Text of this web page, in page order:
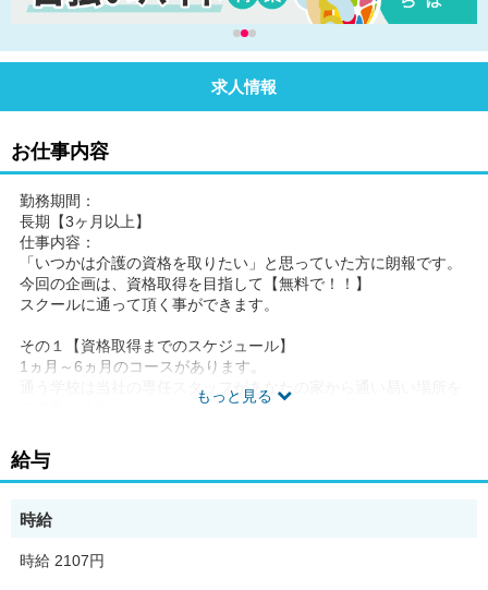
求人情報
お仕事内容
もっと見る
勤務期間：
長期【3ヶ月以上】
仕事内容：
「いつかは介護の資格を取りたい」と思っていた方に朗報です。
今回の企画は、資格取得を目指して【無料で！！】
スクールに通って頂く事ができます。
その１【資格取得までのスケジュール】
1ヵ月～6ヵ月のコースがあります。
通う学校は当社の専任スタッフがあなたの家から通い易い場所を
その２【スクールに通う時間も給与が発生します】
学んでいる時間にも時給が発生するという
東京都の企画なので是非ご活用ください。
その３【ヘルパーステーションでの勤務も】
1週間の中で、現場での勤務体験もしてもらいます。
給与
時給
時給 2107円